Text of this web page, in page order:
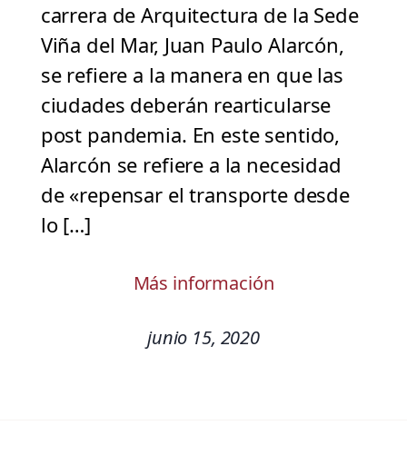
carrera de Arquitectura de la Sede
Viña del Mar, Juan Paulo Alarcón,
se refiere a la manera en que las
ciudades deberán rearticularse
post pandemia. En este sentido,
Alarcón se refiere a la necesidad
de «repensar el transporte desde
lo […]
Más información
junio 15, 2020